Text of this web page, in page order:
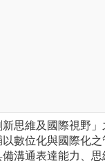
思維及國際視野」
數位化與國際化之
溝通表達能力、思